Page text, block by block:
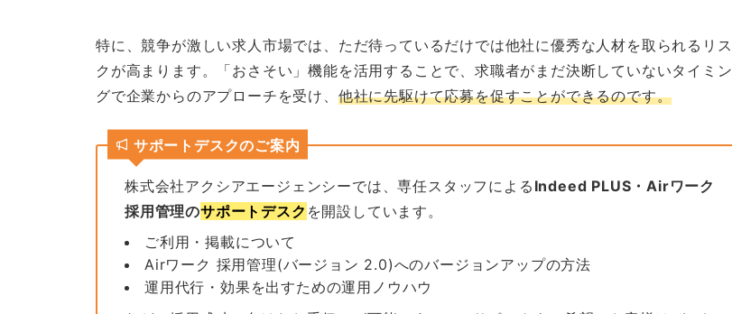
特に、競争が激しい求人市場では、ただ待っているだけでは他社に優秀な人材を取られるリス
クが高まります。「おさそい」機能を活用することで、求職者がまだ決断していないタイミン
グで企業からのアプローチを受け、 他社に先駆けて応募を促すことができるのです。
サポートデスクのご案内
株式会社アクシアエージェンシーでは、専任スタッフによる Indeed PLUS・Airワーク
採用管理のサポートデスク を開設しています。
ご利用・掲載について
Airワーク 採用管理(バージョン 2.0)へのバージョンアップの方法
運用代行・効果を出すための運用ノウハウ